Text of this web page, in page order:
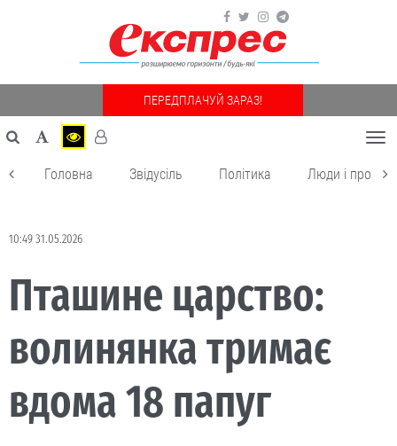
ПЕРЕДПЛАЧУЙ ЗАРАЗ!
Головна Звідусіль Політика Люди і
10:49 31.05.2026
Пташине царство:
волинянка тримає
вдома 18 папуг